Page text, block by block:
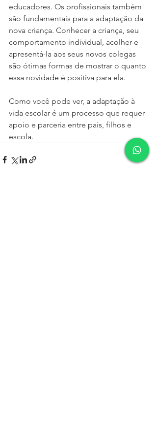
educadores. Os profissionais também
são fundamentais para a adaptação da
nova criança. Conhecer a criança, seu
comportamento individual, acolher e
apresentá-la aos seus novos colegas
são ótimas formas de mostrar o quanto
essa novidade é positiva para ela.
Como você pode ver, a adaptação à
vida escolar é um processo que requer
apoio e parceria entre pais, filhos e
escola.